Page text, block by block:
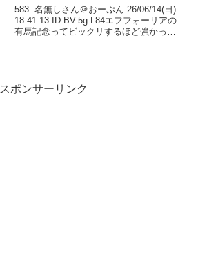
583: 名無しさん＠おーぷん 26/06/14(日)
18:41:13 ID:BV.5g.L84エフフォーリアの
有馬記念ってビックリするほど強かった
スポンサーリンク